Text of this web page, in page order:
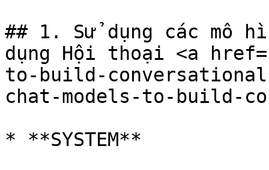
## 1. Sử dụng các mô
dụng Hội thoại <a
to-build-
chat-models-to-build-
* **SYSTEM**